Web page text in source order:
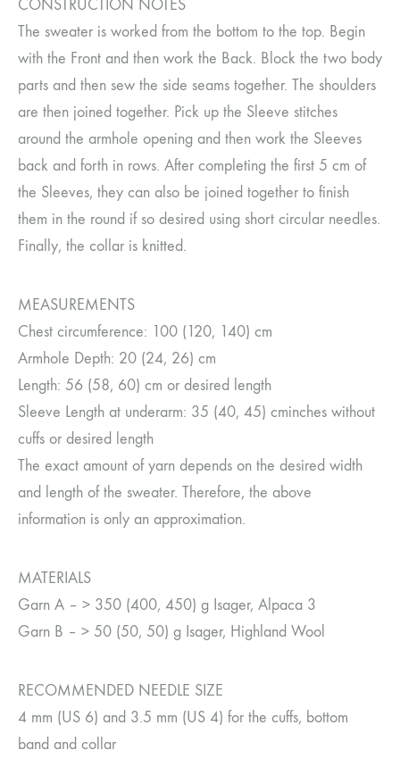
CONSTRUCTION NOTES
The sweater is worked from the bottom to the top. Begin
with the Front and then work the Back. Block the two body
parts and then sew the side seams together. The shoulders
are then joined together. Pick up the Sleeve stitches
around the armhole opening and then work the Sleeves
back and forth in rows. After completing the first 5 cm of
the Sleeves, they can also be joined together to finish
them in the round if so desired using short circular needles.
Finally, the collar is knitted.
MEASUREMENTS
Chest circumference: 100 (120, 140) cm
Armhole Depth: 20 (24, 26) cm
Length: 56 (58, 60) cm or desired length
Sleeve Length at underarm: 35 (40, 45) cminches without
cuffs or desired length
The exact amount of yarn depends on the desired width
and length of the sweater. Therefore, the above
information is only an approximation.
MATERIALS
Garn A – > 350 (400, 450) g Isager, Alpaca 3
Garn B – > 50 (50, 50) g Isager, Highland Wool
RECOMMENDED NEEDLE SIZE
4 mm (US 6) and 3.5 mm (US 4) for the cuffs, bottom
band and collar